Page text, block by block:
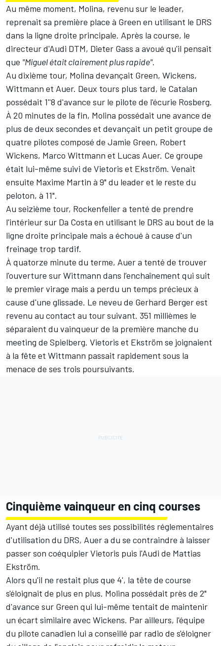
Au même moment, Molina, revenu sur le leader,
reprenait sa première place à Green en utilisant le DRS
dans la ligne droite principale. Après la course, le
directeur d'Audi DTM, Dieter Gass a avoué qu'il pensait
que "Miguel était clairement plus rapide".
Au dixième tour, Molina devançait Green, Wickens,
Wittmann et Auer. Deux tours plus tard, le Catalan
possédait 1''8 d'avance sur le pilote de l'écurie Rosberg.
À 20 minutes de la fin, Molina possédait une avance de
plus de deux secondes et devançait un petit groupe de
quatre pilotes composé de Jamie Green, Robert
Wickens, Marco Wittmann et Lucas Auer. Ce groupe
était lui-même suivi de Vietoris et Ekström. Venait
ensuite Maxime Martin à 9" du leader et le reste du
peloton, à 11".
Au seizième tour, Rockenfeller a tenté de prendre
l'intérieur sur Da Costa en utilisant le DRS au bout de la
ligne droite principale mais a échoué à cause d'un
freinage trop tardif.
À quatorze minute du terme, Auer a tenté de trouver
l'ouverture sur Wittmann dans l’enchaînement qui suit
le premier virage mais a perdu un temps précieux à
cause d'une glissade. Le neveu de Gerhard Berger est
revenu au contact au tour suivant. 351 millièmes le
séparaient du vainqueur de la première manche du
meeting de Spielberg. Vietoris et Ekström se joignaient
à la fête et Wittmann passait rapidement sous la
menace de ses trois poursuivants.
Cinquième vainqueur en cinq courses
Ayant déjà utilisé toutes ses possibilités réglementaires
d'utilisation du DRS, Auer a du se contraindre à laisser
passer son coéquipier Vietoris puis l'Audi de Mattias
Ekström.
Alors qu'il ne restait plus que 4', la tête de course
s'éloignait de plus en plus. Molina possédait près de 2"
d'avance sur Green qui lui-même tentait de maintenir
un écart similaire avec Wickens. Par ailleurs, l'équipe
du pilote canadien lui a conseillé par radio de s'éloigner